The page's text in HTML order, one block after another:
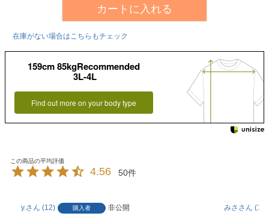
カートに入れる
在庫がない場合はこちらもチェック
159cm 85kgRecommended
3L-4L
Find out more on your body type
4.56 50
y. 12 購入者
非公開
みさ
16